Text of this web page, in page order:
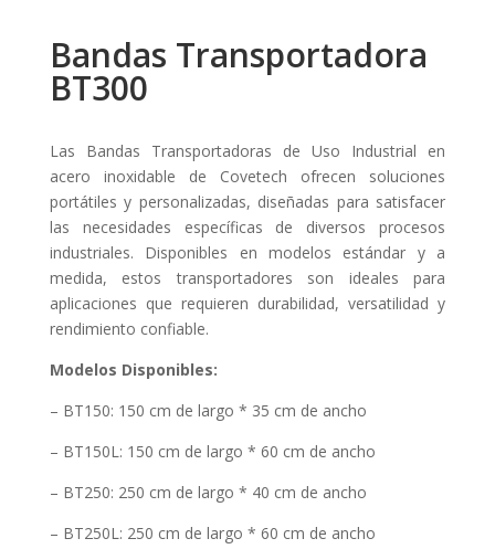
Bandas Transportadora
BT300
Las Bandas Transportadoras de Uso Industrial en
acero inoxidable de Covetech ofrecen soluciones
portátiles y personalizadas, diseñadas para satisfacer
las necesidades específicas de diversos procesos
industriales. Disponibles en modelos estándar y a
medida, estos transportadores son ideales para
aplicaciones que requieren durabilidad, versatilidad y
rendimiento confiable.
Modelos Disponibles:
– BT150: 150 cm de largo * 35 cm de ancho
– BT150L: 150 cm de largo * 60 cm de ancho
– BT250: 250 cm de largo * 40 cm de ancho
– BT250L: 250 cm de largo * 60 cm de ancho